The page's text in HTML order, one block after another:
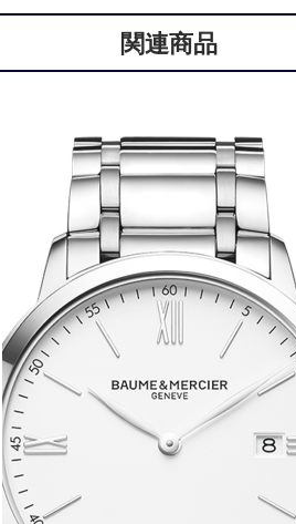
関連商品